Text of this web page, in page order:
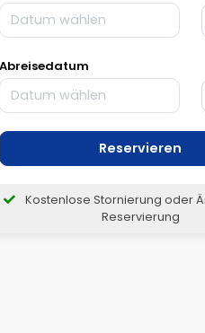
Abreisedatum
Reservieren
Kostenlose Stornierung oder
Reservierung